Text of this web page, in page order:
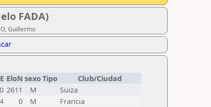
FADA)
Guillermo
EloN sexoTipo
Club/Ciudad
2611 M
Suiza
0 M
Francia